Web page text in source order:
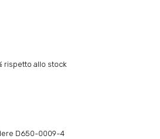
rispetto allo stock
D650-0009-4